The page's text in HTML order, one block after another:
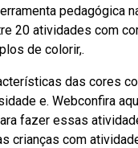
pedagógica
20 atividades com
de colorir,.
das cores
e. Webconfira
fazer essas
crianças com